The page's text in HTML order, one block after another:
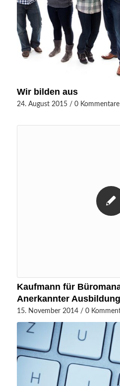
Wir bilden aus
24. August 2015 / 0 Kommentare
Kaufmann für
Anerkannter
15. November 2014 / 0